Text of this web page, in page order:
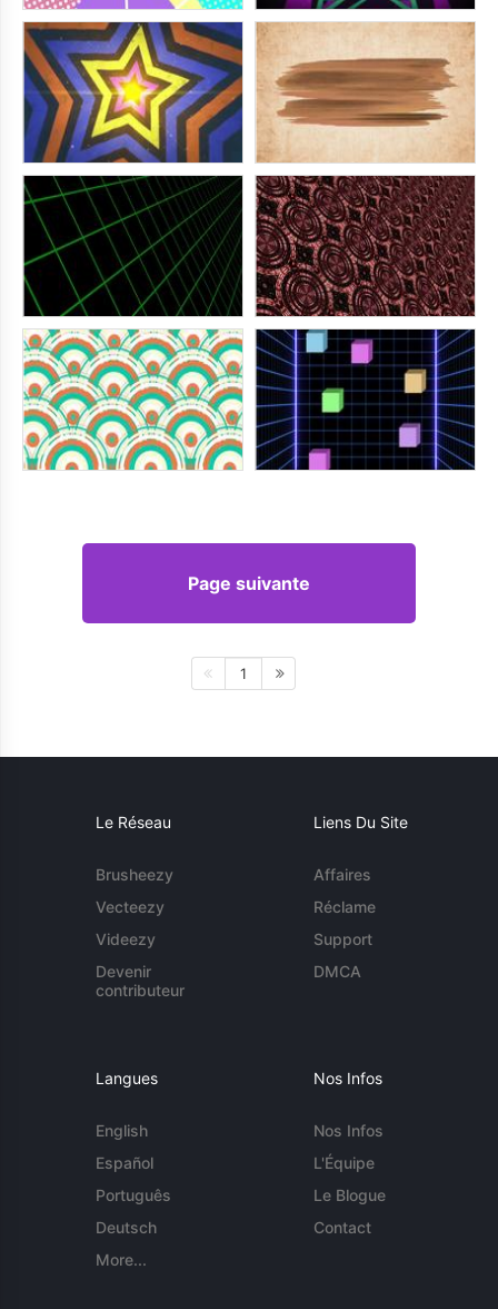
Page suivante
1
Le Réseau
Brusheezy
Vecteezy
Videezy
Devenir
contributeur
Liens Du Site
Affaires
Réclame
Support
DMCA
Langues
English
Español
Português
Deutsch
More...
Nos Infos
Nos Infos
L'Équipe
Le Blogue
Contact